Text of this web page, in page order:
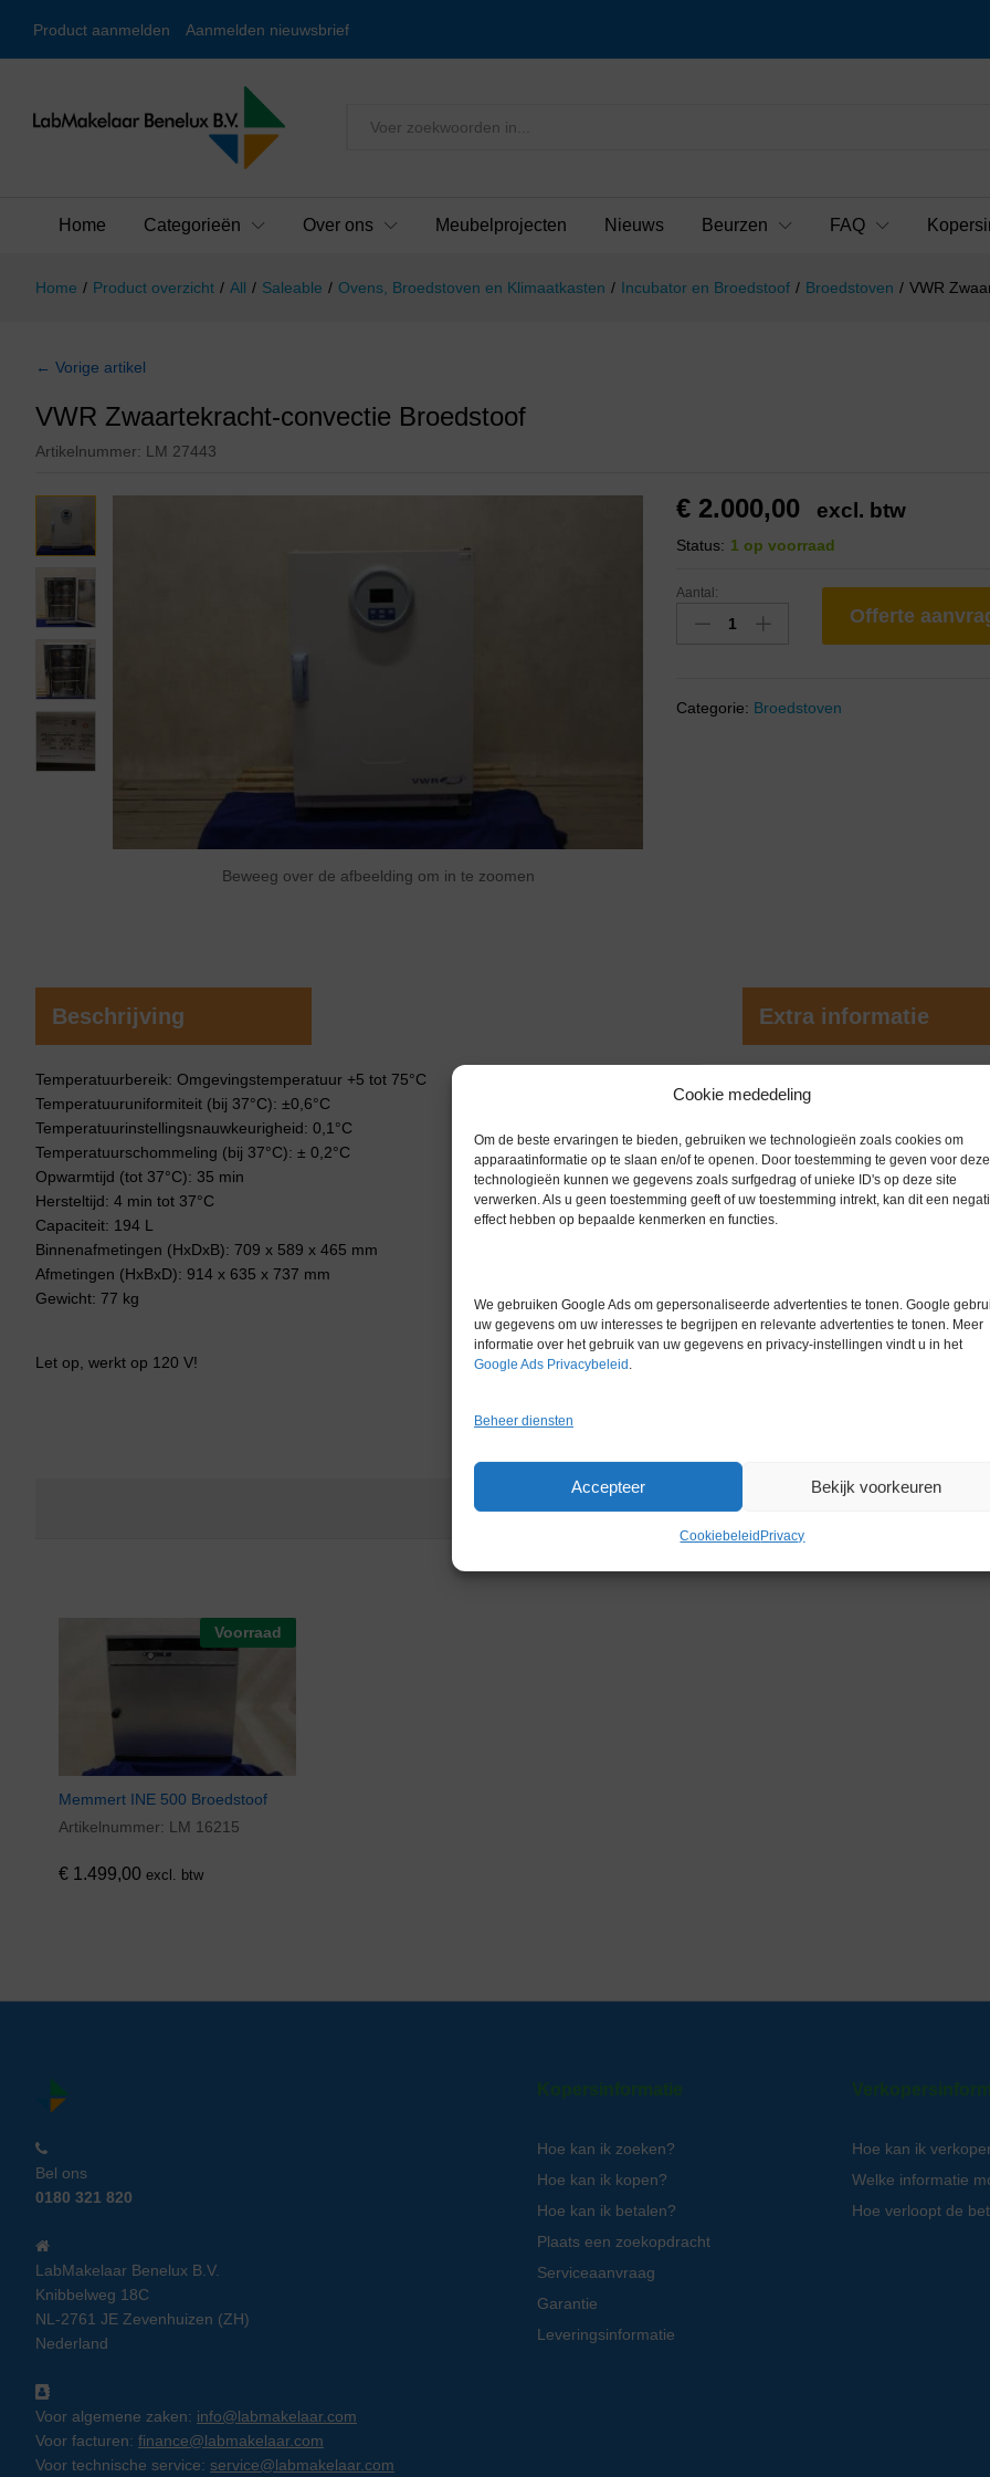
Cookie mededeling
Om de beste ervaringen te bieden, gebruiken we technologieën zoals cookies om
apparaatinformatie op te slaan en/of te openen. Door toestemming te geven voor deze
technologieën kunnen we gegevens zoals surfgedrag of unieke ID's op deze site
verwerken. Als u geen toestemming geeft of uw toestemming intrekt, kan dit een
effect hebben op bepaalde kenmerken en functies.
We gebruiken Google Ads om gepersonaliseerde advertenties te tonen. Google
uw gegevens om uw interesses te begrijpen en relevante advertenties te tonen. Meer
informatie over het gebruik van uw gegevens en privacy-instellingen vindt u in het
Google Ads Privacybeleid
Beheer diensten
Accepteer Bekijk voorkeuren
Cookiebeleid Privacy
Product aanmelden Aanmelden nieuwsbrief
Alles
Home Categorieën Over ons Meubelprojecten Nieuws Beurzen FAQ
Home / Product overzicht / All / Saleable / Ovens, Broedstoven en Klimaatkasten / Incubator en Broedstoof / Broedstoven / VWR
← Vorige artikel
VWR Zwaartekracht-convectie Broedstoof
Artikelnummer: LM 27443
Beweeg over de afbeelding om in te zoomen
€ 2.000,00 excl. btw
Status: 1 op voorraad
Aantal:
Offerte
Categorie: Broedstoven
Beschrijving
Temperatuurbereik: Omgevingstemperatuur +5 tot 75°C
Temperatuuruniformiteit (bij 37°C): ±0,6°C
Temperatuurinstellingsnauwkeurigheid: 0,1°C
Temperatuurschommeling (bij 37°C): ± 0,2°C
Opwarmtijd (tot 37°C): 35 min
Hersteltijd: 4 min tot 37°C
Capaciteit: 194 L
Binnenafmetingen (HxDxB): 709 x 589 x 465 mm
Afmetingen (HxBxD): 914 x 635 x 737 mm
Gewicht: 77 kg
Let op, werkt op 120 V!
Extra informatie
Gewicht
Garantie 6 maanden
Conditie Gebruikt
Gerelateerde producten
Voorraad
Memmert INE 500 Broedstoof
Artikelnummer: LM 16215
€ 1.499,00 excl. btw
Bel ons
0180 321 820
LabMakelaar Benelux B.V.
Knibbelweg 18C
NL-2761 JE Zevenhuizen (ZH)
Nederland
Voor algemene zaken: info@labmakelaar.com
Voor facturen: finance@labmakelaar.com
Voor technische service: service@labmakelaar.com
Kopersinformatie
Hoe kan ik zoeken?
Hoe kan ik kopen?
Hoe kan ik betalen?
Plaats een zoekopdracht
Serviceaanvraag
Garantie
Leveringsinformatie
Hoe kan ik
Welke informatie
Hoe verloopt de